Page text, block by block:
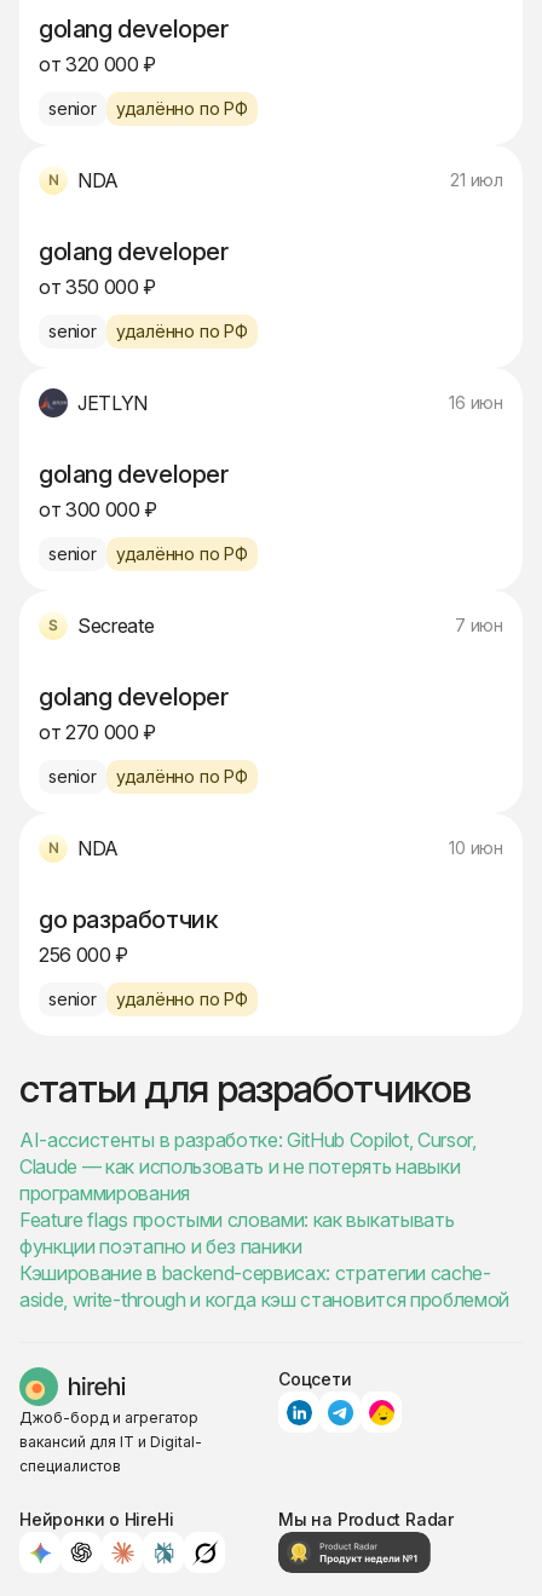
golang developer
от 320 000 ₽
senior удалённо по РФ
NDA 21 июл
golang developer
от 350 000 ₽
senior удалённо по РФ
JETLYN 16 июн
golang developer
от 300 000 ₽
senior удалённо по РФ
Secreate 7 июн
golang developer
от 270 000 ₽
senior удалённо по РФ
NDA 10 июн
go разработчик
256 000 ₽
senior удалённо по РФ
статьи для разработчиков
AI-ассистенты в разработке: GitHub Copilot, Cursor,
Claude — как использовать и не потерять навыки
программирования
Feature flags простыми словами: как выкатывать
функции поэтапно и без паники
Кэширование в backend-сервисах: стратегии cache-
aside, write-through и когда кэш становится проблемой
Джоб-борд и агрегатор
вакансий для IT и Digital-
специалистов
Соцсети
Нейронки о HireHi Мы на Product Radar